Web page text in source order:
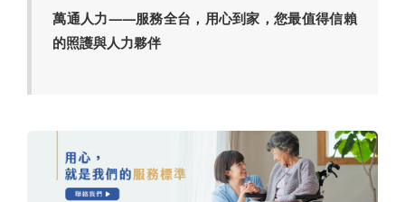
萬通人力——服務全台，用心到家，您最值得信賴
的照護與人力夥伴